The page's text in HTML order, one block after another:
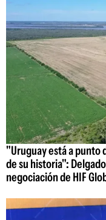
"Uruguay está a punto
de su historia":
negociación de HIF